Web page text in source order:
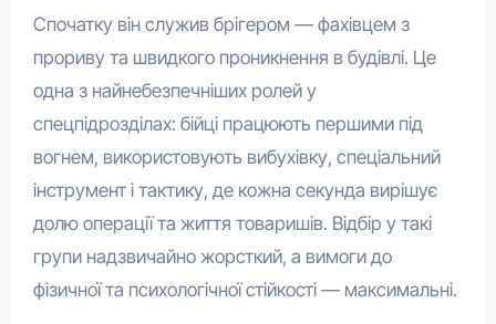
Спочатку він служив брігером — фахівцем з
прориву та швидкого проникнення в будівлі. Це
одна з найнебезпечніших ролей у
спецпідрозділах: бійці працюють першими під
вогнем, використовують вибухівку, спеціальний
інструмент і тактику, де кожна секунда вирішує
долю операції та життя товаришів. Відбір у такі
групи надзвичайно жорсткий, а вимоги до
фізичної та психологічної стійкості — максимальні.